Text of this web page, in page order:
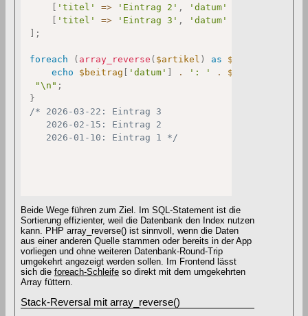
[ 'titel' => 'Eintrag 2' , 'datum'
[ 'titel' => 'Eintrag 3' , 'datum'
] ;
foreach ( array_reverse ( $artikel ) as $beitrag
echo
$beitrag [ 'datum' ] . ': ' . $beitrag
"\n" ;
}
/* 2026-03-22: Eintrag 3
   2026-02-15: Eintrag 2
   2026-01-10: Eintrag 1 */
Beide Wege führen zum Ziel. Im SQL-Statement ist die
Sortierung effizienter, weil die Datenbank den Index nutzen
kann. PHP array_reverse() ist sinnvoll, wenn die Daten
aus einer anderen Quelle stammen oder bereits in der App
vorliegen und ohne weiteren Datenbank-Round-Trip
umgekehrt angezeigt werden sollen. Im Frontend lässt
sich die foreach-Schleife so direkt mit dem umgekehrten
Array füttern.
Stack-Reversal mit array_reverse()